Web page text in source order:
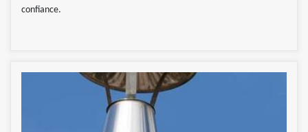
confiance.